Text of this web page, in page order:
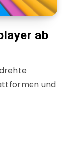
ab
und